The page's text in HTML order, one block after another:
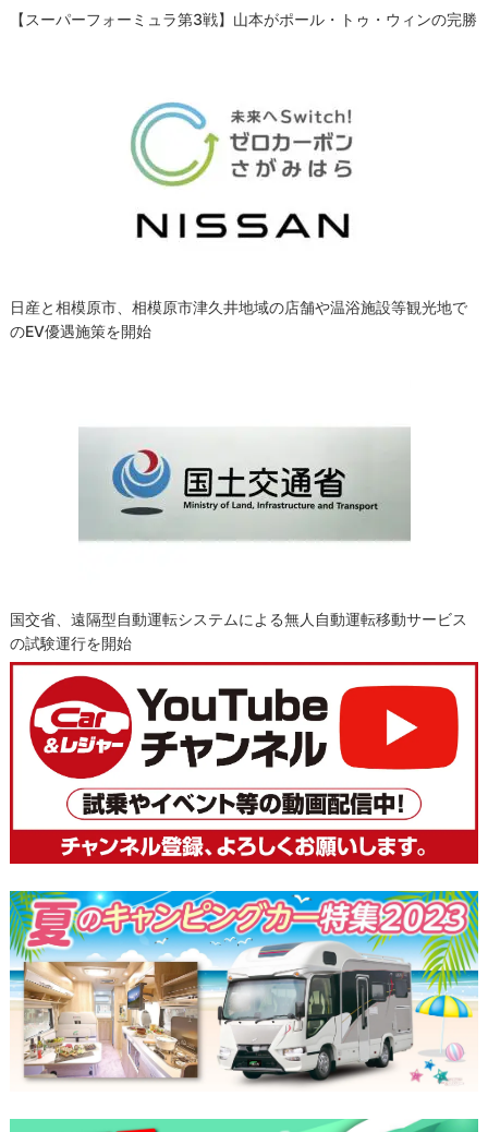
【スーパーフォーミュラ第3戦】山本がポール・トゥ・ウィンの完勝
日産と相模原市、相模原市津久井地域の店舗や温浴施設等観光地で
のEV優遇施策を開始
国交省、遠隔型自動運転システムによる無人自動運転移動サービス
の試験運行を開始